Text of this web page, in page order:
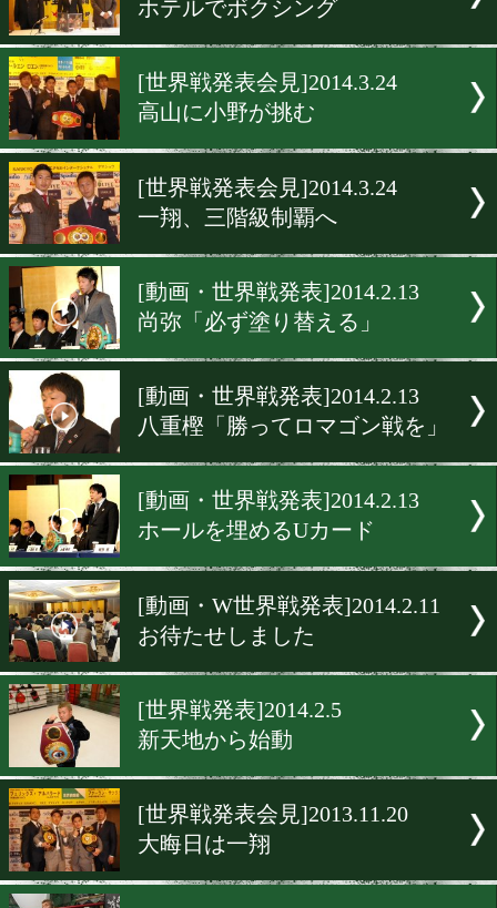
[W世界戦発表会]2014.6.23
奇跡を起こす&減量が敵
[世界戦発表会見]2014.6.14
高山が緊急発表
[世界戦発表会見]2014.5.9
ホテルでボクシング
[世界戦発表会見]2014.3.24
高山に小野が挑む
[世界戦発表会見]2014.3.24
[動画・世界戦発表
尚弥「必ず塗り替える」
[動画・世界戦発表
八重樫「勝ってロマゴン戦